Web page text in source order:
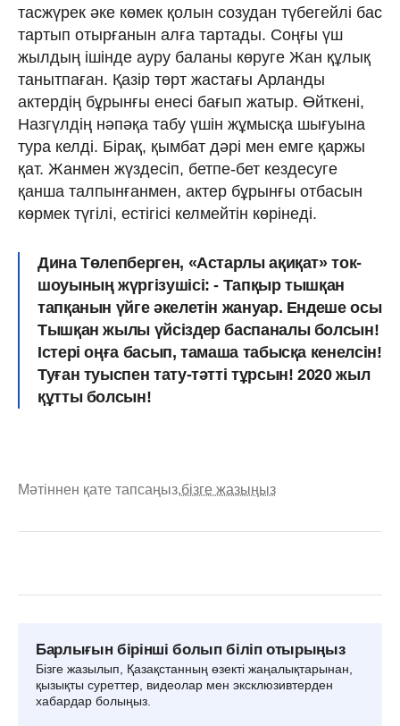
тасжүрек әке көмек қолын созудан түбегейлі бас
тартып отырғанын алға тартады. Соңғы үш
жылдың ішінде ауру баланы көруге Жан құлық
танытпаған. Қазір төрт жастағы Арланды
актердің бұрынғы енесі бағып жатыр. Өйткені,
Назгүлдің нәпәқа табу үшін жұмысқа шығуына
тура келді. Бірақ, қымбат дәрі мен емге қаржы
қат. Жанмен жүздесіп, бетпе-бет кездесуге
қанша талпынғанмен, актер бұрынғы отбасын
көрмек түгілі, естігісі келмейтін көрінеді.
Дина Төлепберген, «Астарлы ақиқат» ток-
шоуының жүргізушісі: - Тапқыр тышқан
тапқанын үйге әкелетін жануар. Ендеше осы
Тышқан жылы үйсіздер баспаналы болсын!
Істері оңға басып, тамаша табысқа кенелсін!
Туған туыспен тату-тәтті тұрсын! 2020 жыл
құтты болсын!
Мәтіннен қате тапсаңыз,бізге жазыңыз
Барлығын бірінші болып біліп отырыңыз
Бізге жазылып, Қазақстанның өзекті жаңалықтарынан,
қызықты суреттер, видеолар мен эксклюзивтерден
хабардар болыңыз.